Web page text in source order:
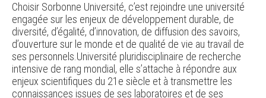
Choisir Sorbonne Université, c’est rejoindre une université
engagée sur les enjeux de développement durable, de
diversité, d’égalité, d’innovation, de diffusion des savoirs,
d’ouverture sur le monde et de qualité de vie au travail de
ses personnels.Université pluridisciplinaire de recherche
intensive de rang mondial, elle s’attache à répondre aux
enjeux scientifiques du 21e siècle et à transmettre les
connaissances issues de ses laboratoires et de ses